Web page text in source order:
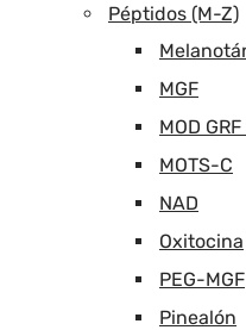
Péptidos (M-Z)
MGF
MOD
MOTS-C
NAD
Oxitocina
PEG-MGF
Pinealón